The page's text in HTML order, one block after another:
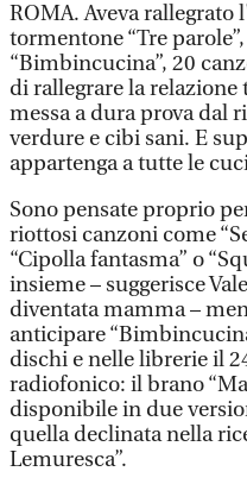
ROMA. Aveva rallegrato
tormentone “Tre
“Bimbincucina”, 20
di rallegrare la relazione
messa a dura prova dal
verdure e cibi sani. E
appartenga a tutte le
Sono pensate proprio
riottosi canzoni come
“Cipolla fantasma” o
insieme – suggerisce
diventata mamma –
anticipare
dischi e nelle librerie il
radiofonico: il brano
disponibile in due
quella declinata nella
Lemuresca”.